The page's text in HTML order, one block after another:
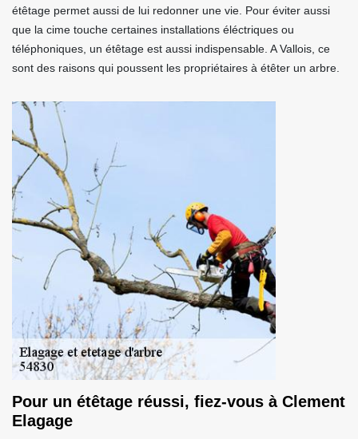
étêtage permet aussi de lui redonner une vie. Pour éviter aussi
que la cime touche certaines installations éléctriques ou
téléphoniques, un étêtage est aussi indispensable. A Vallois, ce
sont des raisons qui poussent les propriétaires à étêter un arbre.
Pour un étêtage réussi, fiez-vous à Clement
Elagage